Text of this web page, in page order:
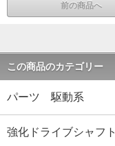
前の商品へ
この商品のカテゴリー
パーツ 駆動系
強化ドライブシャフト